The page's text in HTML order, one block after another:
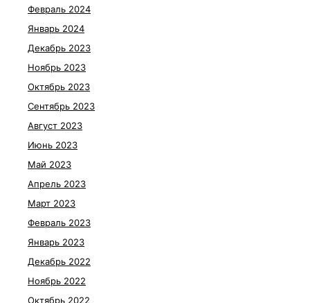
Февраль 2024
Январь 2024
Декабрь 2023
Ноябрь 2023
Октябрь 2023
Сентябрь 2023
Август 2023
Июнь 2023
Май 2023
Апрель 2023
Март 2023
Февраль 2023
Январь 2023
Декабрь 2022
Ноябрь 2022
Октябрь 2022